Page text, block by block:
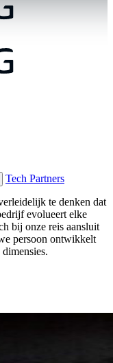
Tech Partners
te denken dat
evolueert elke
bij onze reis aansluit
persoon ontwikkelt